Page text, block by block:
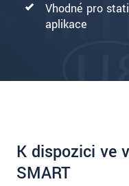
Vhodné pro
aplikace
K dispozici ve
SMART